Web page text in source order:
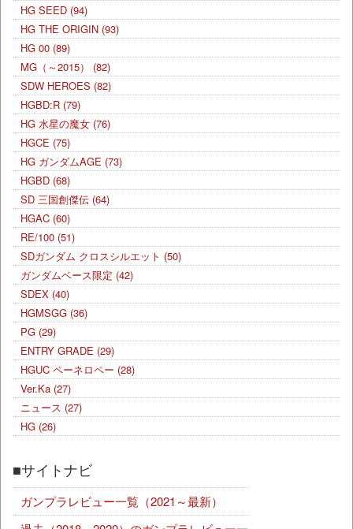
HG SEED (94)
HG THE ORIGIN (93)
HG 00 (89)
MG（～2015）
(82)
SDW HEROES (82)
HGBD:R (79)
HG 水星の魔女 (76)
HGCE (75)
HG ガンダムAGE (73)
HGBD (68)
SD 三国創傑伝 (64)
HGAC (60)
RE/100 (51)
SDガンダム クロスシルエット (50)
ガンダムベース限定 (42)
SDEX (40)
HGMSGG (36)
PG (29)
ENTRY GRADE (29)
HGUC ペーネロペー (28)
Ver.Ka (27)
ニュース (27)
HG (26)
■サイトナビ
ガンプラレビュー一覧（2021～最新）